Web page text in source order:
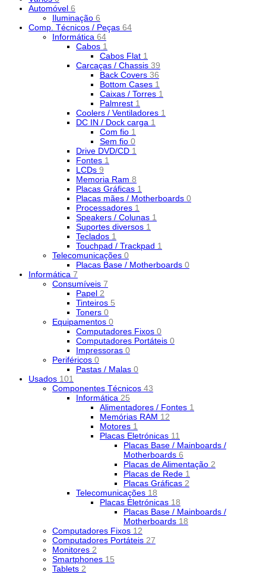
Automóvel 6
Iluminação 6
Comp. Técnicos / Peças 64
Informática 64
Cabos 1
Cabos Flat 1
Carcaças / Chassis 39
Back Covers 36
Bottom Cases 1
Caixas / Torres 1
Palmrest 1
Coolers / Ventiladores 1
DC IN / Dock carga 1
Com fio 1
Sem fio 0
Drive DVD/CD 1
Fontes 1
LCDs 9
Memoria Ram 8
Placas Gráficas 1
Placas mães / Motherboards 0
Processadores 1
Speakers / Colunas 1
Suportes diversos 1
Teclados 1
Touchpad / Trackpad 1
Telecomunicações 0
Placas Base / Motherboards 0
Informática 7
Consumíveis 7
Papel 2
Tinteiros 5
Toners 0
Equipamentos 0
Computadores Fixos 0
Computadores Portáteis 0
Impressoras 0
Periféricos 0
Pastas / Malas 0
Usados 101
Componentes Técnicos 43
Informática 25
Alimentadores / Fontes 1
Memórias RAM 12
Motores 1
Placas Eletrónicas 11
Placas Base / Mainboards /
Motherboards 6
Placas de Alimentação 2
Placas de Rede 1
Placas Gráficas 2
Telecomunicações 18
Placas Eletrónicas 18
Placas Base / Mainboards /
Motherboards 18
Computadores Fixos 12
Computadores Portáteis 27
Monitores 2
Smartphones 15
Tablets 2